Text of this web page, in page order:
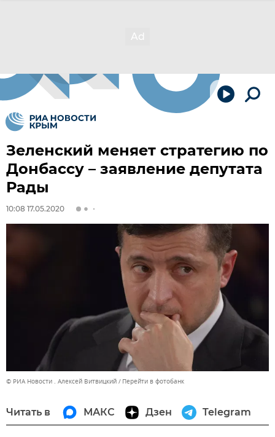
Зеленский меняет стратегию по
Донбассу – заявление депутата
Рады
10:08 17.05.2020
© РИА Новости . Алексей Витвицкий Перейти в фотобанк
Читать в МАКС Дзен Telegram